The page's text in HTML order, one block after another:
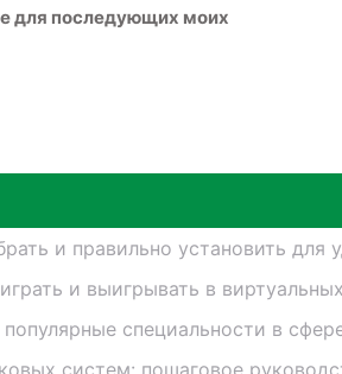
для последующих моих
и правильно установить для
и выигрывать в
специальности в